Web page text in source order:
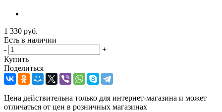
1 330 руб.
Есть в наличии
-
+
Купить
Поделиться
Цена действительна только для интернет-магазина и может
отличаться от цен в розничных магазинах